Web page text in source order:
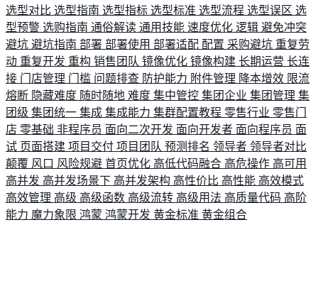
选型对比 选型指南 选型指标 选型标准 选型流程 选型误区 选
型预警 选购指南 通俗解读 通用技能 速度优化 逻辑 避免冲突
避坑 避坑指南 部署 部署使用 部署适配 配置 采购避坑 重复劳
动 重复开发 重构 销售团队 镜像优化 镜像构建 长期运营 长连
接 门店管理 门槛 问题排查 防护能力 附件管理 降本增效 限流
熔断 隐藏难度 随时随地 难度 集中管控 集团企业 集团管理 集
团级 集团统一 集成 集成能力 集群配置教程 零售行业 零售门
店 零基础 非程序员 面向二次开发 面向开发者 面向程序员 面
试 页面搭建 项目交付 项目团队 预测排名 领导者 领导者对比
颠覆 风口 风险规避 首页优化 高低代码融合 高危操作 高可用
高并发 高并发场景下 高并发架构 高性价比 高性能 高效模式
高效管理 高级 高级函数 高级流转 高级用法 高质量代码 高阶
能力 魔力象限 鸿蒙 鸿蒙开发 黄金标准 黄金组合